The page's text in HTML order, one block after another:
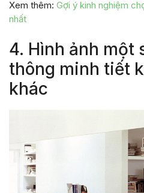
Xem thêm: Gợi ý kinh nghiệm
nhất
4. Hình ảnh một
thông minh tiết
khác